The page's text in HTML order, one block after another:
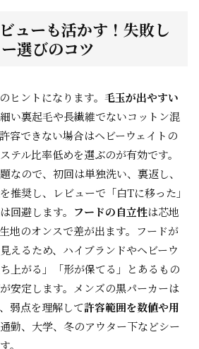
ューも活かす！失敗し
選びのコツ
ヒントになります。 毛玉が出やすい
い裏起毛や長繊維でないコットン混
容できない場合はヘビーウェイトの
テル比率低めを選ぶのが有効です。
なので、初回は単独洗い、裏返し、
推奨し、レビューで「白Tに移った」
回避します。 フードの自立性は芯地
地のオンスで差が出ます。フードが
えるため、ハイブランドやヘビーウ
上がる」「形が保てる」とあるもの
安定します。メンズの黒パーカーは
弱点を理解して許容範囲を数値や用
勤、大学、冬のアウター下などシー
。